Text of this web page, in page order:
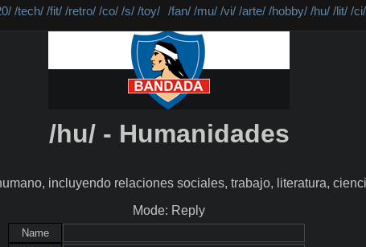
/tech/ /fit/ /retro/ /co/ /s/ /toy/ /fan/ /mu/ /vi/ /arte/ /hobby/ /hu/ /lit/ /ci/
/hu/ - Humanidades
incluyendo relaciones sociales, trabajo, literatura,
Mode: Reply
Name